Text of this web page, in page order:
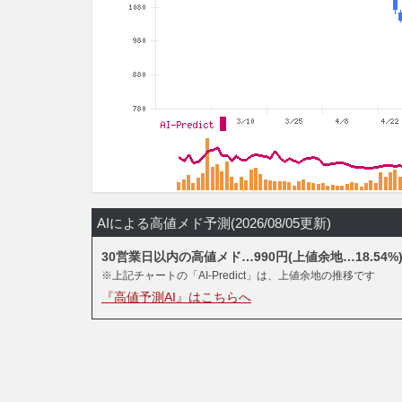
AIによる高値メド予測(2026/08/05更新)
30営業日以内の高値メド…990円(上値余地…18.54%)
※上記チャートの「AI-Predict」は、上値余地の推移です
『高値予測AI』はこちらへ